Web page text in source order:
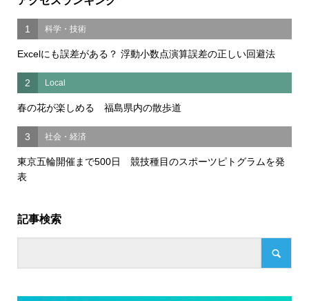
1 科学・技術
Excelにも誤差がある？ 浮動小数点演算誤差の正しい回避法
2 Local
春の花が楽しめる 福島県内の散歩道
3 社会・経済
東京五輪開催まで500日 競技種目のスポーツピトグラムを発
表
記事検索